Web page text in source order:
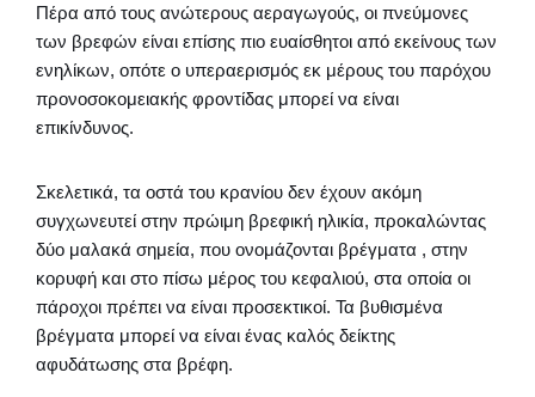
Πέρα από τους ανώτερους αεραγωγούς, οι πνεύμονες
των βρεφών είναι επίσης πιο ευαίσθητοι από εκείνους των
ενηλίκων, οπότε ο υπεραερισμός εκ μέρους του παρόχου
προνοσοκομειακής φροντίδας μπορεί να είναι
επικίνδυνος.
Σκελετικά, τα οστά του κρανίου δεν έχουν ακόμη
συγχωνευτεί στην πρώιμη βρεφική ηλικία, προκαλώντας
δύο μαλακά σημεία, που ονομάζονται βρέγματα , στην
κορυφή και στο πίσω μέρος του κεφαλιού, στα οποία οι
πάροχοι πρέπει να είναι προσεκτικοί. Τα βυθισμένα
βρέγματα μπορεί να είναι ένας καλός δείκτης
αφυδάτωσης στα βρέφη.